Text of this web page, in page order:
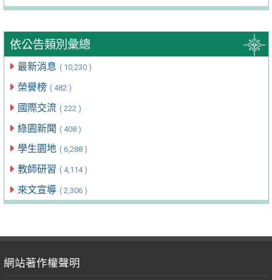
依公告類別彙總
最新消息 ( 10,230 )
榮譽榜 ( 482 )
國際交流 ( 222 )
綠園新聞 ( 408 )
學生園地 ( 6,288 )
教師研習 ( 4,114 )
來文宣導 ( 2,306 )
網站著作權聲明